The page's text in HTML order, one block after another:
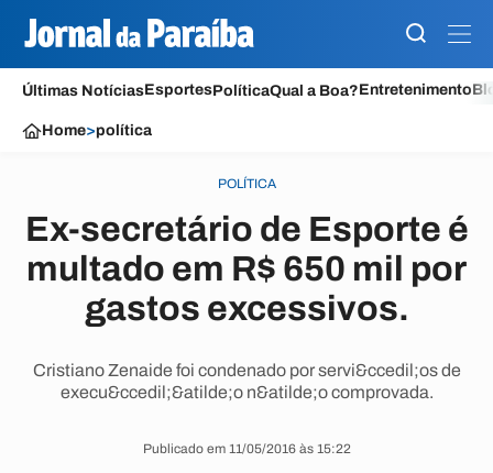
Últimas NotíciasEsportesPolíticaQual a Boa?Entretenimento
Home>política
POLÍTICA
Ex-secretário de Esporte é
multado em R$ 650 mil por
gastos excessivos.
Cristiano Zenaide foi condenado por servi&ccedil;os de
execu&ccedil;&atilde;o n&atilde;o comprovada.
Publicado em 11/05/2016 às 15:22